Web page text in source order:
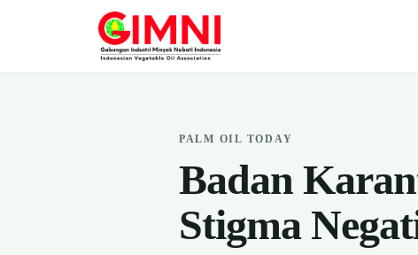
PALM OIL TODAY
Badan
Stigma